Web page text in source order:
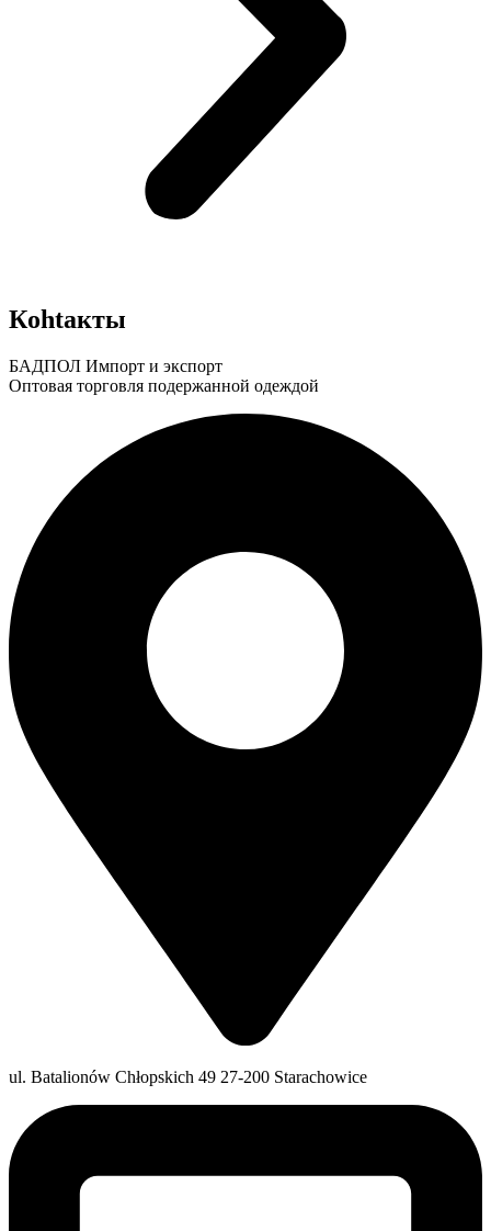
Кohtaкты
БАДПОЛ Импорт и экспорт
Оптовая торговля подержанной одеждой
ul. Batalionów Chłopskich 49 27-200 Starachowice